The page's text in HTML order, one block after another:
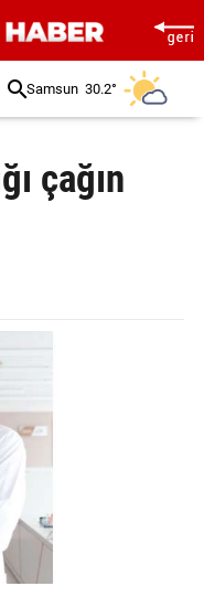
Samsun 30.2°
çağın